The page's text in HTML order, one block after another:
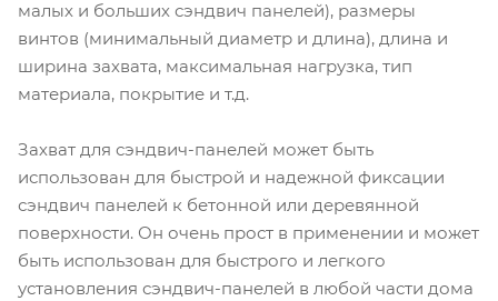
малых и больших сэндвич панелей), размеры
винтов (минимальный диаметр и длина), длина и
ширина захвата, максимальная нагрузка, тип
материала, покрытие и т.д.
Захват для сэндвич-панелей может быть
использован для быстрой и надежной фиксации
сэндвич панелей к бетонной или деревянной
поверхности. Он очень прост в применении и может
быть использован для быстрого и легкого
установления сэндвич-панелей в любой части дома